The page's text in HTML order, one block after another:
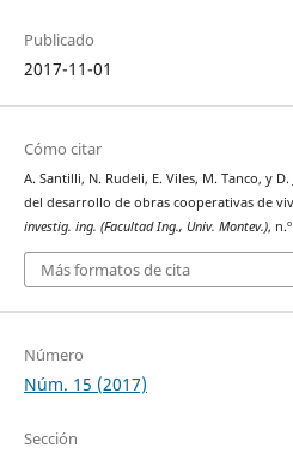
Publicado
2017-11-01
Cómo citar
A. Santilli, N. Rudeli, E. Viles, M. Tanco, y
del desarrollo de obras cooperativas de
investig. ing. (Facultad Ing., Univ. Montev.),
Más formatos de cita
Número
Núm. 15 (2017)
Sección